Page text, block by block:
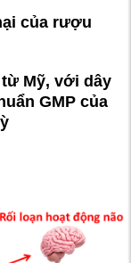
của rượu
Mỹ, với dây
GMP của